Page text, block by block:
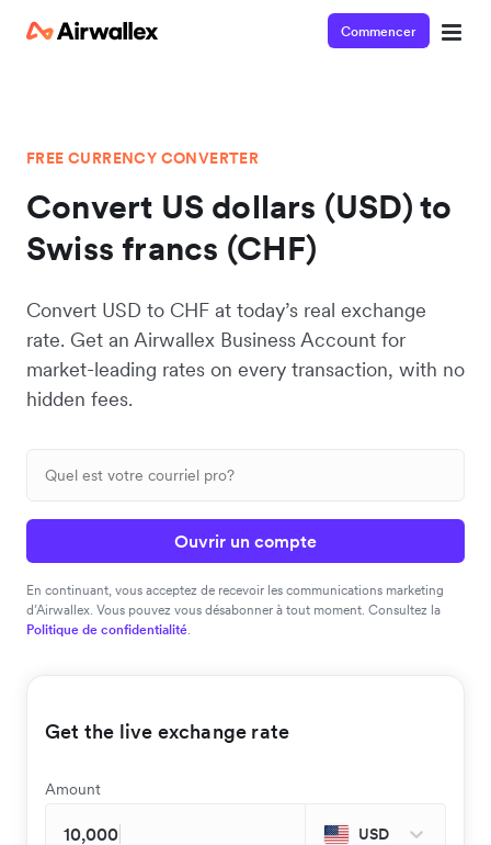
Commencer
FREE CURRENCY CONVERTER
Convert US dollars (USD) to
Swiss francs (CHF)
Convert USD to CHF at today’s real exchange
rate. Get an Airwallex Business Account for
market-leading rates on every transaction, with no
hidden fees.
Ouvrir un compte
En continuant, vous acceptez de recevoir les communications marketing
d’Airwallex. Vous pouvez vous désabonner à tout moment. Consultez la
Politique de confidentialité.
Get the live exchange rate
Amount
USD